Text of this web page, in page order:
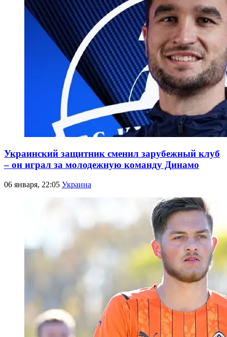
Украинский защитник сменил зарубежный клуб
– он играл за молодежную команду Динамо
06 января, 22:05 Украина